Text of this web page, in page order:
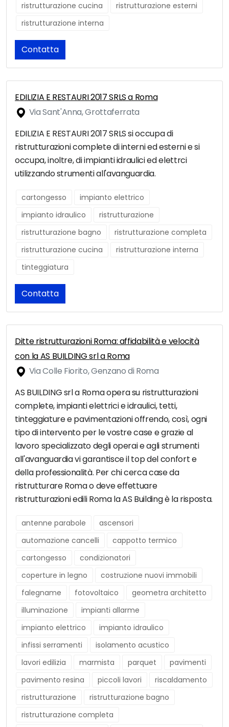
ristrutturazione cucina
ristrutturazione esterni
ristrutturazione interna
Contatta
EDILIZIA E RESTAURI 2017 SRLS a Roma
Via Sant'Anna, Grottaferrata
EDILIZIA E RESTAURI 2017 SRLS si occupa di
ristrutturazioni complete di interni ed esterni e si
occupa, inoltre, di impianti idraulici ed elettrci
utilizzando strumenti all'avanguardia.
cartongesso
impianto elettrico
impianto idraulico
ristrutturazione
ristrutturazione bagno
ristrutturazione completa
ristrutturazione cucina
ristrutturazione interna
tinteggiatura
Contatta
Ditte ristrutturazioni Roma: affidabilità e velocità
con la AS BUILDING srl a Roma
Via Colle Fiorito, Genzano di Roma
AS BUILDING srl a Roma opera su ristrutturazioni
complete, impianti elettrici e idraulici, tetti,
tinteggiature e pavimentazioni offrendo, così, ogni
tipo di intervento per le vostre case e grazie al
lavoro specializzato degli operai e agli strumenti
all'avanguardia vi garantisce il top del confort e
della professionalità. Per chi cerca case da
ristrutturare Roma o deve effettuare
ristrutturazioni edili Roma la AS Building è la risposta.
antenne parabole
ascensori
automazione cancelli
cappotto termico
cartongesso
condizionatori
coperture in legno
costruzione nuovi immobili
falegname
fotovoltaico
geometra architetto
illuminazione
impianti allarme
impianto elettrico
impianto idraulico
infissi serramenti
isolamento acustico
lavori edilizia
marmista parquet
pavimenti
pavimento resina
piccoli lavori
riscaldamento
ristrutturazione
ristrutturazione bagno
ristrutturazione completa